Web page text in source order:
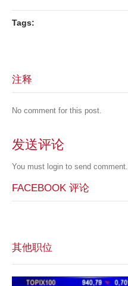
Tags:
注释
No comment for this post.
发送评论
You must login to send comment.
FACEBOOK 评论
其他职位